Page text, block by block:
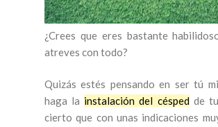
¿Crees que eres bastante
atreves con todo?
Quizás estés pensando en ser tú
haga la instalación del céspedde tu
cierto que con unas indicaciones